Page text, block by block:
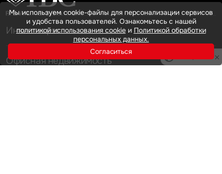
Инвестиции
Офисная недвижимость
Мы используем cookie-файлы для персонализации сервисов
и удобства пользователей. Ознакомьтесь с нашей
политикой использования cookieи Политикой обработки
персональных данных.
Согласиться